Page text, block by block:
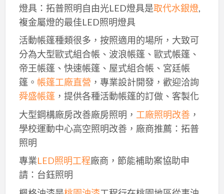
燈具：拓普照明自由光LED燈具是取代水銀燈,
複金屬燈的最佳LED照明燈具
活動帳篷種類很多，按照適用的場所，大致可
分為大型歐式組合帳、波浪帳篷、歐式帳篷、
帝王帳篷、快速帳篷、屋式組合帳、宮廷帳
篷。 帳篷工廠直營 ，專業設計開發，歡迎洽詢
舜盛帳篷，提供各種活動帳篷的訂做、客製化
大型鋼構廠房改善廠房照明， 工廠照明改善，
學校運動中心高空照明改善，廠商推薦：拓普
照明
專業LED照明工程廠商，節能補助案協助申
請：台鈺照明